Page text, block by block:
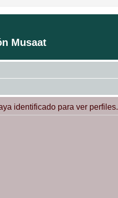
Musaat
identificado para ver perfiles.